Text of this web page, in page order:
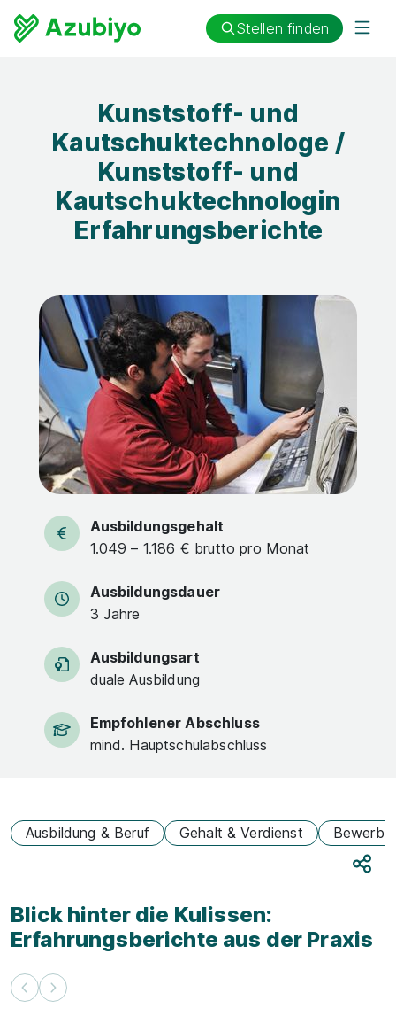
Stellen finden
Kunststoff- und
Kautschuktechnologe /
Kunststoff- und
Kautschuktechnologin
Erfahrungsberichte
Ausbildungsgehalt
1.049 – 1.186 € brutto pro Monat
Ausbildungsdauer
3 Jahre
Ausbildungsart
duale Ausbildung
Empfohlener Abschluss
mind. Hauptschulabschluss
Ausbildung & Beruf Gehalt & Verdienst
Blick hinter die Kulissen:
Erfahrungsberichte aus der Praxis